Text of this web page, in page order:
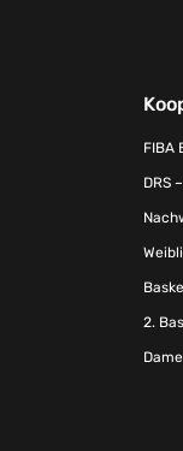
FIBA
DRS
2.